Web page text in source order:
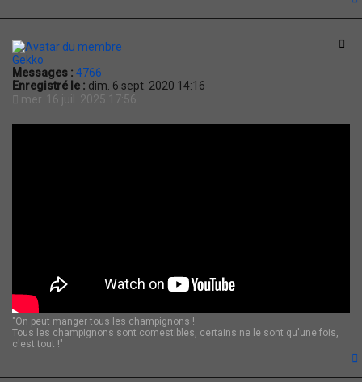
Gekko
Messages : 4766
Enregistré le : dim. 6 sept. 2020 14:16
mer. 16 juil. 2025 17:56
"On peut manger tous les champignons !
Tous les champignons sont comestibles, certains ne le sont qu'une fois,
c'est tout !"